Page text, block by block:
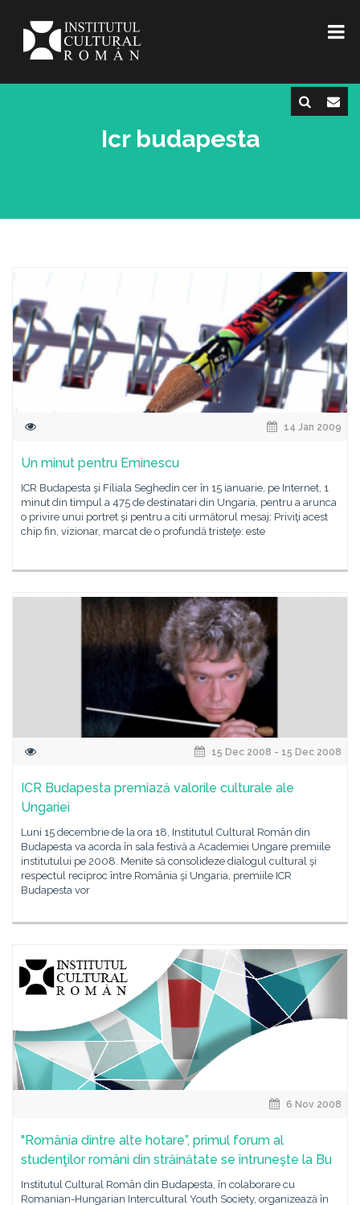
Icr budapesta
14 Jan 2009
Un minut pentru Eminescu
ICR Budapesta şi Filiala Seghedin cer în 15 ianuarie, pe Internet, 1
minut din timpul a 475 de destinatari din Ungaria, pentru a arunca
o privire unui portret şi pentru a citi următorul mesaj: Priviţi acest
chip fin, vizionar, marcat de o profundă tristeţe: este
15 Dec 2008 - 15 Dec 2008
ICR Budapesta premiază valorile culturale ale
Ungariei
Luni 15 decembrie de la ora 18, Institutul Cultural Român din
Budapesta va acorda în sala festivă a Academiei Ungare premiile
institutului pe 2008. Menite să consolideze dialogul cultural şi
respectul reciproc între România şi Ungaria, premiile ICR
Budapesta vor
6 Nov 2008
"România dintre alte hotare”, primul forum al
studenţilor români din străinătate se întruneşte la Bu
Institutul Cultural Român din Budapesta, în colaborare cu
Romanian-Hungarian Intercultural Youth Society, organizează în